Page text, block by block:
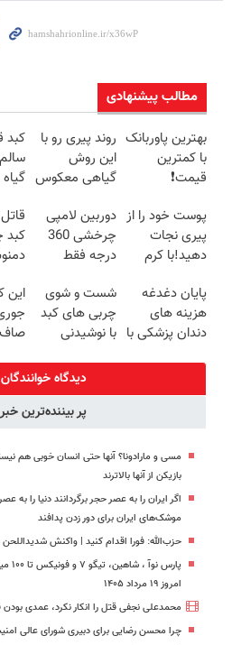
مطالب پیشنهادی
بهترین پاوربانک
با کمترین
قیمت❗
روند پیری رو با
این روش
گیاهی معکوس
کبد
پوست خود را از
پیری نجات
دهید!با کرم
جلبک
دوربین لامپی
چرخشی 360
درجه فقط
🔥 پرداخت
درب منزل
کبد
پایان دغدغه
هزینه های
دندان پزشکی با
شست و شوی
چربی های کبد
با نوشیدنی
این
صاف
ویژه)
دیدگاه
پر بیننده‌ترین
مسی و مارادونا؟ آنها حتی انسان خوبی هم
بازیکن از آنها بالاترند
اگر ایران را به عصر حجر برگردانند دنیا را
موشک‌های ایران برای دور زدن پدافند
حزب‌الله: فورا اقدام کنید | واکنش
امروز ۱۹ مرداد ۱۴۰۵
محمدعلی نجفی قتل را انکار نکرد، عمدی بودن
چرا محسن رضایی برای دبیری شورای عالی